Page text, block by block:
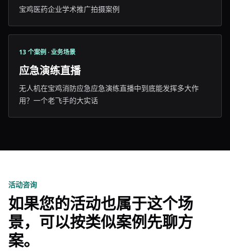
宝鸡医药企业学术推广拍摄案例
13 个案例 · 业务场景
应急演练直播
无人机在宝鸡消防应急应急演练直播中到底能发挥多大作
用？一个老飞手的大实话
活动咨询
如果您的活动也属于这个场
景，可以按类似案例先聊方
案。